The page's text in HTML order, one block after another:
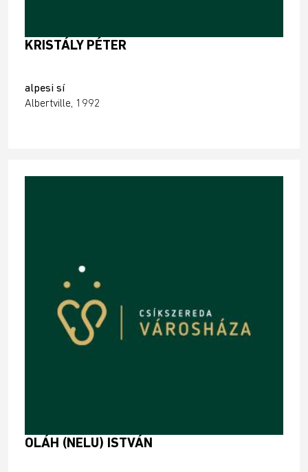
KRISTÁLY PÉTER
alpesi sí
Albertville, 1992
OLÁH (NELU) ISTVÁN